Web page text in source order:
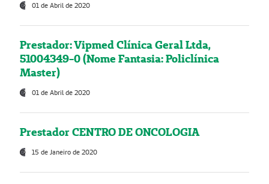
01 de Abril de 2020
Prestador: Vipmed Clínica Geral Ltda,
51004349-0 (Nome Fantasia: Policlínica
Master)
01 de Abril de 2020
Prestador CENTRO DE ONCOLOGIA
15 de Janeiro de 2020